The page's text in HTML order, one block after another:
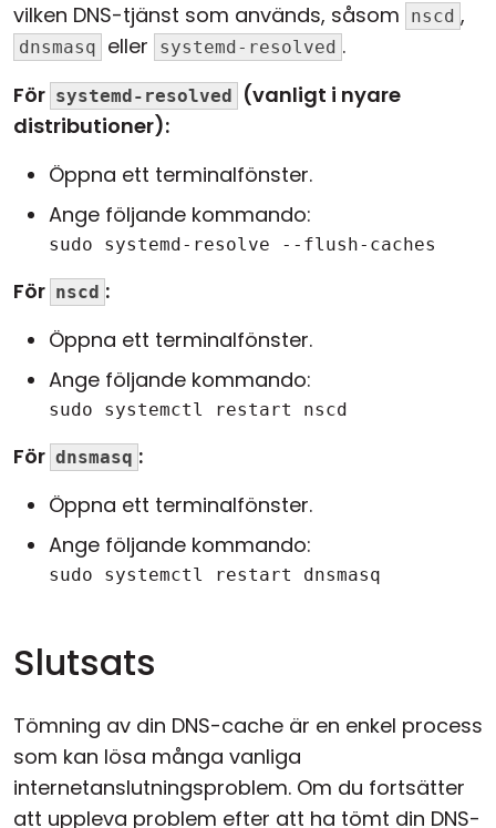
vilken DNS-tjänst som används, såsom
nscd ,
dnsmasq eller systemd-resolved .
För systemd-resolved
(vanligt i nyare
distributioner):
Öppna ett terminalfönster.
Ange följande kommando:
sudo systemd-resolve --flush-caches
För nscd :
Öppna ett terminalfönster.
Ange följande kommando:
sudo systemctl restart nscd
För dnsmasq :
Öppna ett terminalfönster.
Ange följande kommando:
sudo systemctl restart dnsmasq
Slutsats
Tömning av din DNS-cache är en enkel process
som kan lösa många vanliga
internetanslutningsproblem. Om du fortsätter
att uppleva problem efter att ha tömt din DNS-